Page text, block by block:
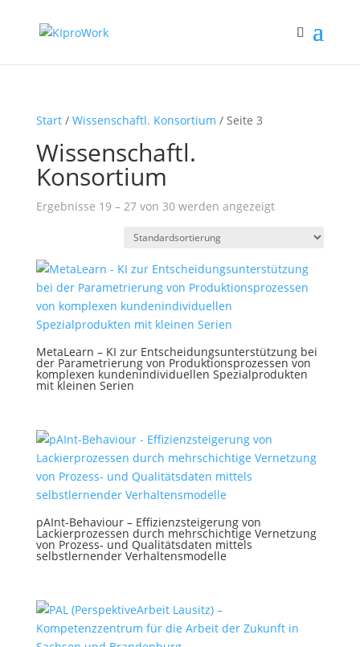
Start/ Wissenschaftl. Konsortium / Seite 3
Wissenschaftl.
Konsortium
Ergebnisse 19 – 27 von 30 werden angezeigt
MetaLearn – KI zur Entscheidungsunterstützung bei
der Parametrierung von Produktionsprozessen von
komplexen kundenindividuellen Spezialprodukten
mit kleinen Serien
pAInt-Behaviour – Effizienzsteigerung von
Lackierprozessen durch mehrschichtige Vernetzung
von Prozess- und Qualitätsdaten mittels
selbstlernender Verhaltensmodelle